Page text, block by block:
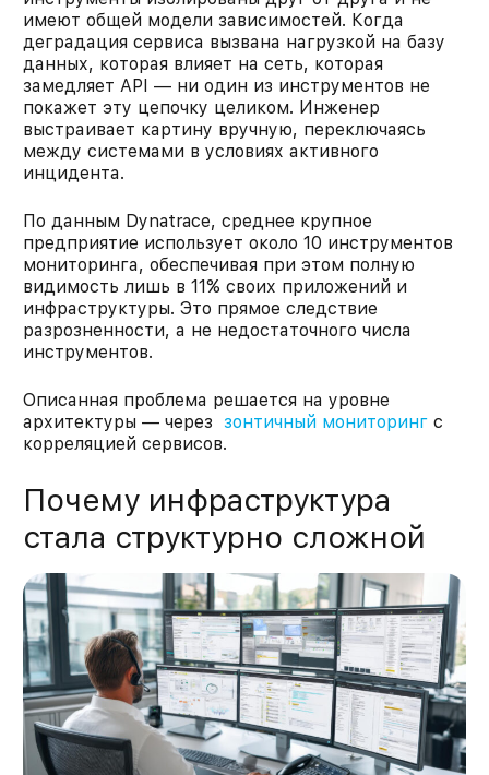
имеют общей модели зависимостей. Когда
деградация сервиса вызвана нагрузкой на базу
данных, которая влияет на сеть, которая
замедляет API — ни один из инструментов не
покажет эту цепочку целиком. Инженер
выстраивает картину вручную, переключаясь
между системами в условиях активного
инцидента.
По данным Dynatrace, среднее крупное
предприятие использует около 10 инструментов
мониторинга, обеспечивая при этом полную
видимость лишь в 11% своих приложений и
инфраструктуры. Это прямое следствие
разрозненности, а не недостаточного числа
инструментов.
Описанная проблема решается на уровне
архитектуры — через зонтичный мониторингс
корреляцией сервисов.
Почему инфраструктура
стала структурно сложной